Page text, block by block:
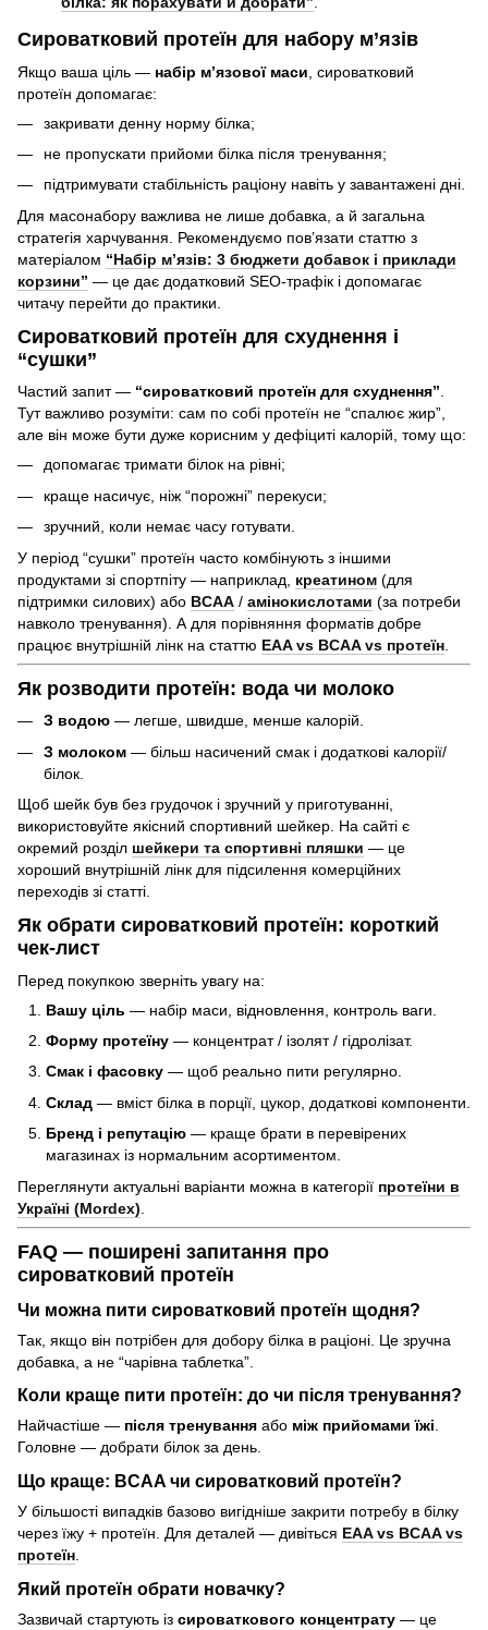
Сироватковий протеїн для набору м’язів
Якщо ваша ціль — набір м’язової маси , сироватковий
протеїн допомагає:
закривати денну норму білка;
не пропускати прийоми білка після тренування;
підтримувати стабільність раціону навіть у завантажені дні.
Для масонабору важлива не лише добавка, а й загальна
стратегія харчування. Рекомендуємо пов’язати статтю з
матеріалом “Набір м’язів: 3 бюджети добавок і приклади
корзини” — це дає додатковий SEO-трафік і допомагає
читачу перейти до практики.
Сироватковий протеїн для схуднення і
“сушки”
Частий запит — “сироватковий протеїн для схуднення”.
Тут важливо розуміти: сам по собі протеїн не “спалює жир”,
але він може бути дуже корисним у дефіциті калорій, тому що:
допомагає тримати білок на рівні;
краще насичує, ніж “порожні” перекуси;
зручний, коли немає часу готувати.
У період “сушки” протеїн часто комбінують з іншими
продуктами зі спортпіту — наприклад, креатином (для
підтримки силових) або BCAA / амінокислотами (за потреби
навколо тренування). А для порівняння форматів добре
працює внутрішній лінк на статтю EAA vs BCAA vs протеїн
Як розводити протеїн: вода чи молоко
З водою — легше, швидше, менше калорій.
З молоком — більш насичений смак і додаткові калорії/
білок.
Щоб шейк був без грудочок і зручний у приготуванні,
використовуйте якісний спортивний шейкер. На сайті є
окремий розділ шейкери та спортивні пляшки — це
хороший внутрішній лінк для підсилення комерційних
переходів зі статті.
Як обрати сироватковий протеїн: короткий
чек-лист
Перед покупкою зверніть увагу на:
Вашу ціль — набір маси, відновлення, контроль ваги.
Форму протеїну — концентрат / ізолят / гідролізат.
Смак і фасовку — щоб реально пити регулярно.
Склад — вміст білка в порції, цукор, додаткові компоненти.
Бренд і репутацію — краще брати в перевірених
магазинах із нормальним асортиментом.
Переглянути актуальні варіанти можна в категорії протеїни в
Україні (Mordex)
FAQ — поширені запитання про
сироватковий протеїн
Чи можна пити сироватковий протеїн щодня?
Так, якщо він потрібен для добору білка в раціоні. Це зручна
добавка, а не “чарівна таблетка”.
Коли краще пити протеїн: до чи після тренування?
Найчастіше — після тренування або між прийомами їжі.
Головне — добрати білок за день.
Що краще: BCAA чи сироватковий протеїн?
У більшості випадків базово вигідніше закрити потребу в білку
через їжу + протеїн. Для деталей — дивіться EAA vs BCAA vs
протеїн
Який протеїн обрати новачку?
Зазвичай стартують із сироваткового концентрату — це